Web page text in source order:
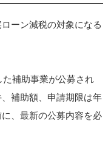
ーン減税の対象になる
補助事業が公募され
補助額、申請期限は年
、最新の公募内容を必